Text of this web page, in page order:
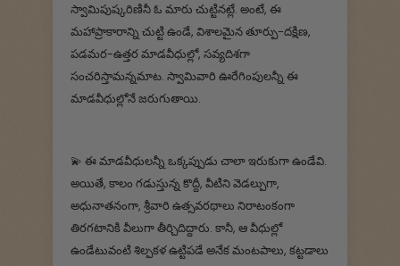
స్వామిపుష్కరిణినీ ఓ మారు చుట్టినట్లే. అంటే, ఈ
మహాప్రాకారాన్ని చుట్టి ఉండే, విశాలమైన తూర్పు-దక్షిణ,
పడమర-ఉత్తర మాడవీధుల్లో, సవ్యదిశగా
సంచరిస్తామన్నమాట. స్వామివారి ఊరేగింపులన్నీ ఈ
మాడవీధుల్లోనే జరుగుతాయి.
💫 ఈ మాడవీధులన్నీ ఒక్కప్పుడు చాలా ఇరుకుగా ఉండేవి.
అయితే, కాలం గడుస్తున్న కొద్దీ, వీటిని వెడల్పుగా,
అధునాతనంగా, శ్రీవారి ఉత్సవరథాలు నిరాటంకంగా
తిరగటానికి వీలుగా తీర్చిదిద్దారు. కానీ, ఆ వీధుల్లో
ఉండేటువంటి శిల్పకళ ఉట్టిపడే అనేక మంటపాలు, కట్టడాలు